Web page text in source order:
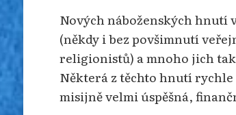
Nových náboženských hnutí
(někdy i bez povšimnutí
religionistů) a mnoho jich
Některá z těchto hnutí
misijně velmi úspěšná,